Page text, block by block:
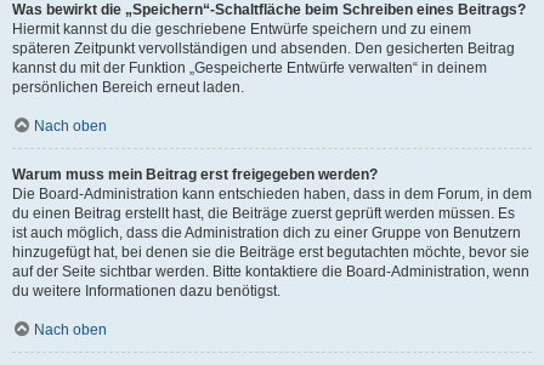
Was bewirkt die „Speichern“-Schaltfläche beim Schreiben eines Beitrags?
Hiermit kannst du die geschriebene Entwürfe speichern und zu einem
späteren Zeitpunkt vervollständigen und absenden. Den gesicherten Beitrag
kannst du mit der Funktion „Gespeicherte Entwürfe verwalten“ in deinem
persönlichen Bereich erneut laden.
Nach oben
Warum muss mein Beitrag erst freigegeben werden?
Die Board-Administration kann entschieden haben, dass in dem Forum, in dem
du einen Beitrag erstellt hast, die Beiträge zuerst geprüft werden müssen. Es
ist auch möglich, dass die Administration dich zu einer Gruppe von Benutzern
hinzugefügt hat, bei denen sie die Beiträge erst begutachten möchte, bevor sie
auf der Seite sichtbar werden. Bitte kontaktiere die Board-Administration, wenn
du weitere Informationen dazu benötigst.
Nach oben